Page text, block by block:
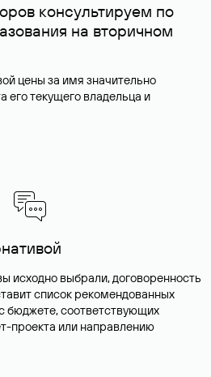
консультируем по
на вторичном
цены за имя значительно
его текущего владельца и
исходно выбрали, договоренность
список рекомендованных
бюджете, соответствующих
проекта или направлению